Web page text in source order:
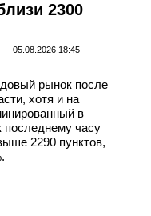
2300
05.08.2026 18:45
рынок после
хотя и на
в
последнему часу
2290 пунктов,